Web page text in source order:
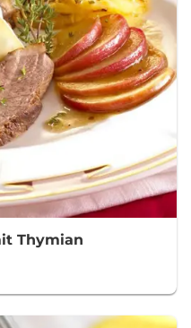
Thymian